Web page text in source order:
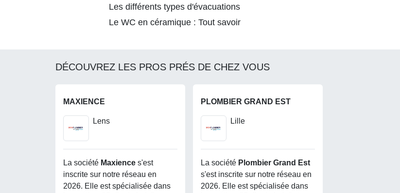
Les différents types d'évacuations
Le WC en céramique : Tout savoir
DÉCOUVREZ LES PROS PRÉS DE CHEZ VOUS
MAXIENCE
Lens
La société Maxience s'est
inscrite sur notre réseau en
2026. Elle est spécialisée dans
PLOMBIER GRAND EST
Lille
La société Plombier Grand Est
s'est inscrite sur notre réseau en
2026. Elle est spécialisée dans